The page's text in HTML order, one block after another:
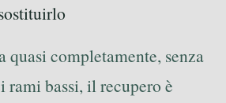
quasi completamente, senza
rami bassi, il recupero è